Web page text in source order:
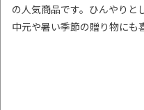
の人気商品です。ひんやりと
中元や暑い季節の贈り物にも